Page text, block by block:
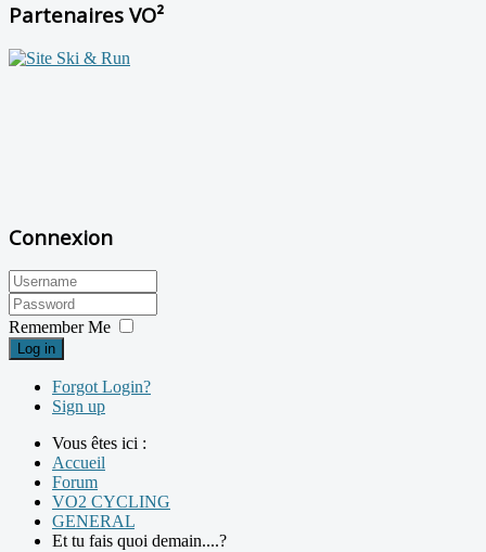
Partenaires VO²
Connexion
Remember Me
Log in
Forgot Login?
Sign up
Vous êtes ici :
Accueil
Forum
VO2 CYCLING
GENERAL
Et tu fais quoi demain....?